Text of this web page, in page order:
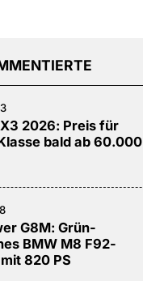
2026: Preis für
bald ab 60.000
G8M: Grün-
BMW M8 F92-
820 PS